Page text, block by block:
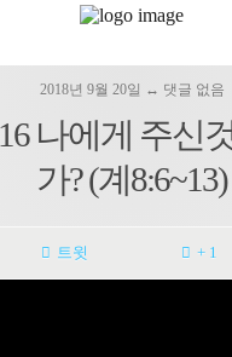
2018년 9월 20일 ↔ 댓글 없음
나에게 주신
가? (계8:6~13)
트윗 + 1